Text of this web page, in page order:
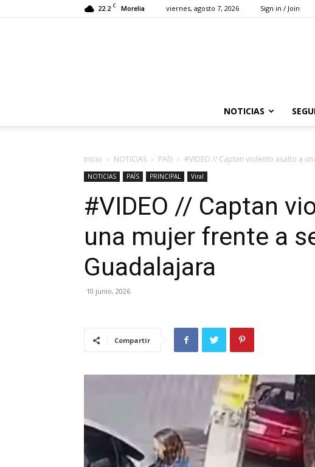
22.2 C Morelia viernes, agosto 7, 2026 Sign in / Join
NOTICIAS
Inicio NOTICIAS PAÍS #VIDEO // Captan violento asalto a
NOTICIAS PAÍS PRINCIPAL Viral
#VIDEO // Captan
una mujer frente a
Guadalajara
10 junio, 2026
Compartir